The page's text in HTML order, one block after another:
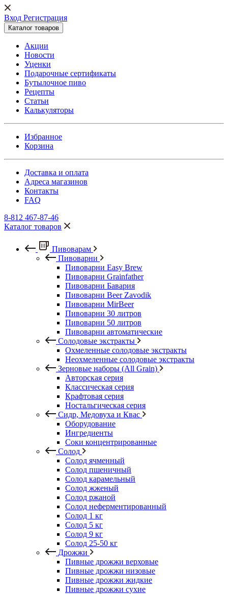
Вход Регистрация
Каталог товаров
Акции
Новости
Уценки
Подарочные сертификаты
Бутылочное пиво
Рецепты
Статьи
Калькуляторы
Избранное
Корзина
Доставка и оплата
Адреса магазинов
Контакты
FAQ
8-812 467-87-46
Каталог товаров
Пивоварам
Пивоварни
Пивоварни Easy Brew
Пивоварни Grainfather
Пивоварни Бавария
Пивоварни Beer Zavodik
Пивоварни MirBeer
Пивоварни 30 литров
Пивоварни 50 литров
Пивоварни автоматические
Солодовые экстракты
Охмеленные солодовые экстракты
Неохмеленные солодовые экстракты
Зерновые наборы (All Grain)
Авторская серия
Классическая серия
Крафтовая серия
Ностальгическая серия
Сидр, Медовуха и Квас
Оборудование
Ингредиенты
Соки концентрированные
Солод
Солод ячменный
Солод пшеничный
Солод карамельный
Солод жженый
Солод ржаной
Солод неферментированный
Солод 1 кг
Солод 5 кг
Солод 9 кг
Солод 25-50 кг
Дрожжи
Пивные дрожжи верховые
Пивные дрожжи низовые
Пивные дрожжи жидкие
Пивные дрожжи сухие